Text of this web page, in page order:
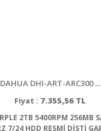
DAHUA DHI-ART-ARC300 ...
Fiyat : 7.355,56 TL